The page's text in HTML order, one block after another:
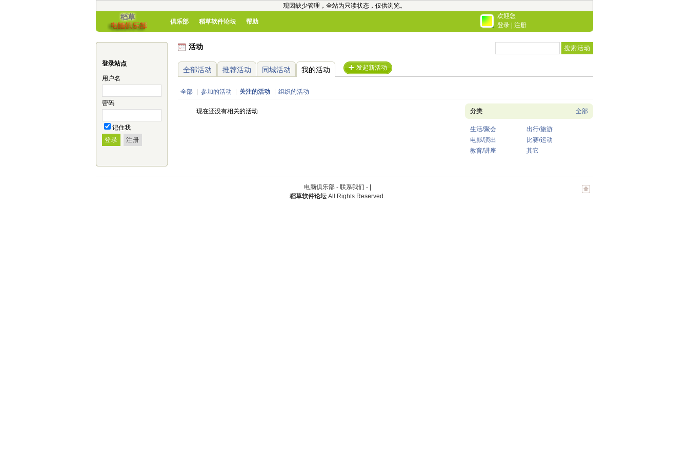
现因缺少管理，全站为只读状态，仅供浏览。
俱乐部 稻草软件论坛 帮助
欢迎您
登录
注册
登录站点
用户名
密码
记住我
活动
全部活动 推荐活动 同城活动 我的活动 发起新活动
全部 参加的活动 关注的活动 组织的活动
现在还没有相关的活动 全部
分类
生活/聚会
出行/旅游
电影/演出
比赛/运动
教育/讲座
其它
电脑俱乐部 - 联系我们 -
稻草软件论坛 All Rights Reserved.